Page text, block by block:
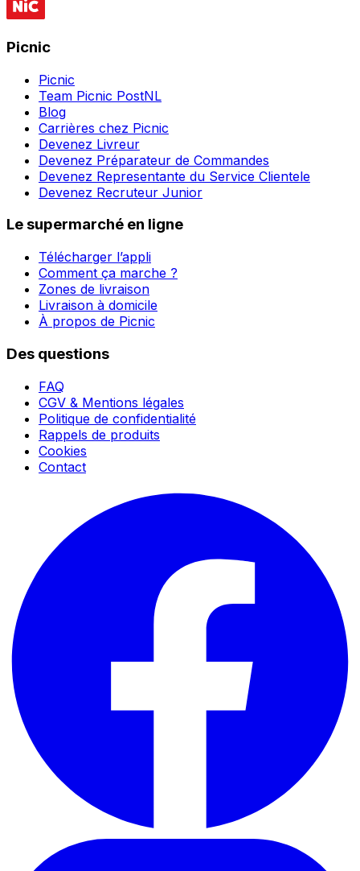
Picnic
Picnic
Team Picnic PostNL
Blog
Carrières chez Picnic
Devenez Livreur
Devenez Préparateur de Commandes
Devenez Representante du Service Clientele
Devenez Recruteur Junior
Le supermarché en ligne
Télécharger l’appli
Comment ça marche ?
Zones de livraison
Livraison à domicile
À propos de Picnic
Des questions
FAQ
CGV & Mentions légales
Politique de confidentialité
Rappels de produits
Cookies
Contact